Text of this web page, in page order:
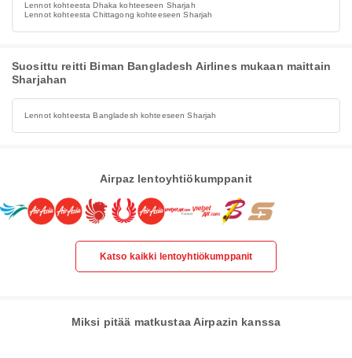
Lennot kohteesta Dhaka kohteeseen Sharjah
Lennot kohteesta Chittagong kohteeseen Sharjah
Suosittu reitti Biman Bangladesh Airlines mukaan maittain
Sharjahan
Lennot kohteesta Bangladesh kohteeseen Sharjah
Airpaz lentoyhtiökumppanit
Katso kaikki lentoyhtiökumppanit
Miksi pitää matkustaa Airpazin kanssa